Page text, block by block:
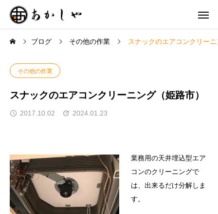
ブログ その他の作業 スナックのエアコンクリー
その他の作業
スナックのエアコンクリーニング（姫路市）
2017.10.02 2024.01.23
業務用の天井埋込型エア
コンのクリーニングで
は、出来るだけ分解しま
す。